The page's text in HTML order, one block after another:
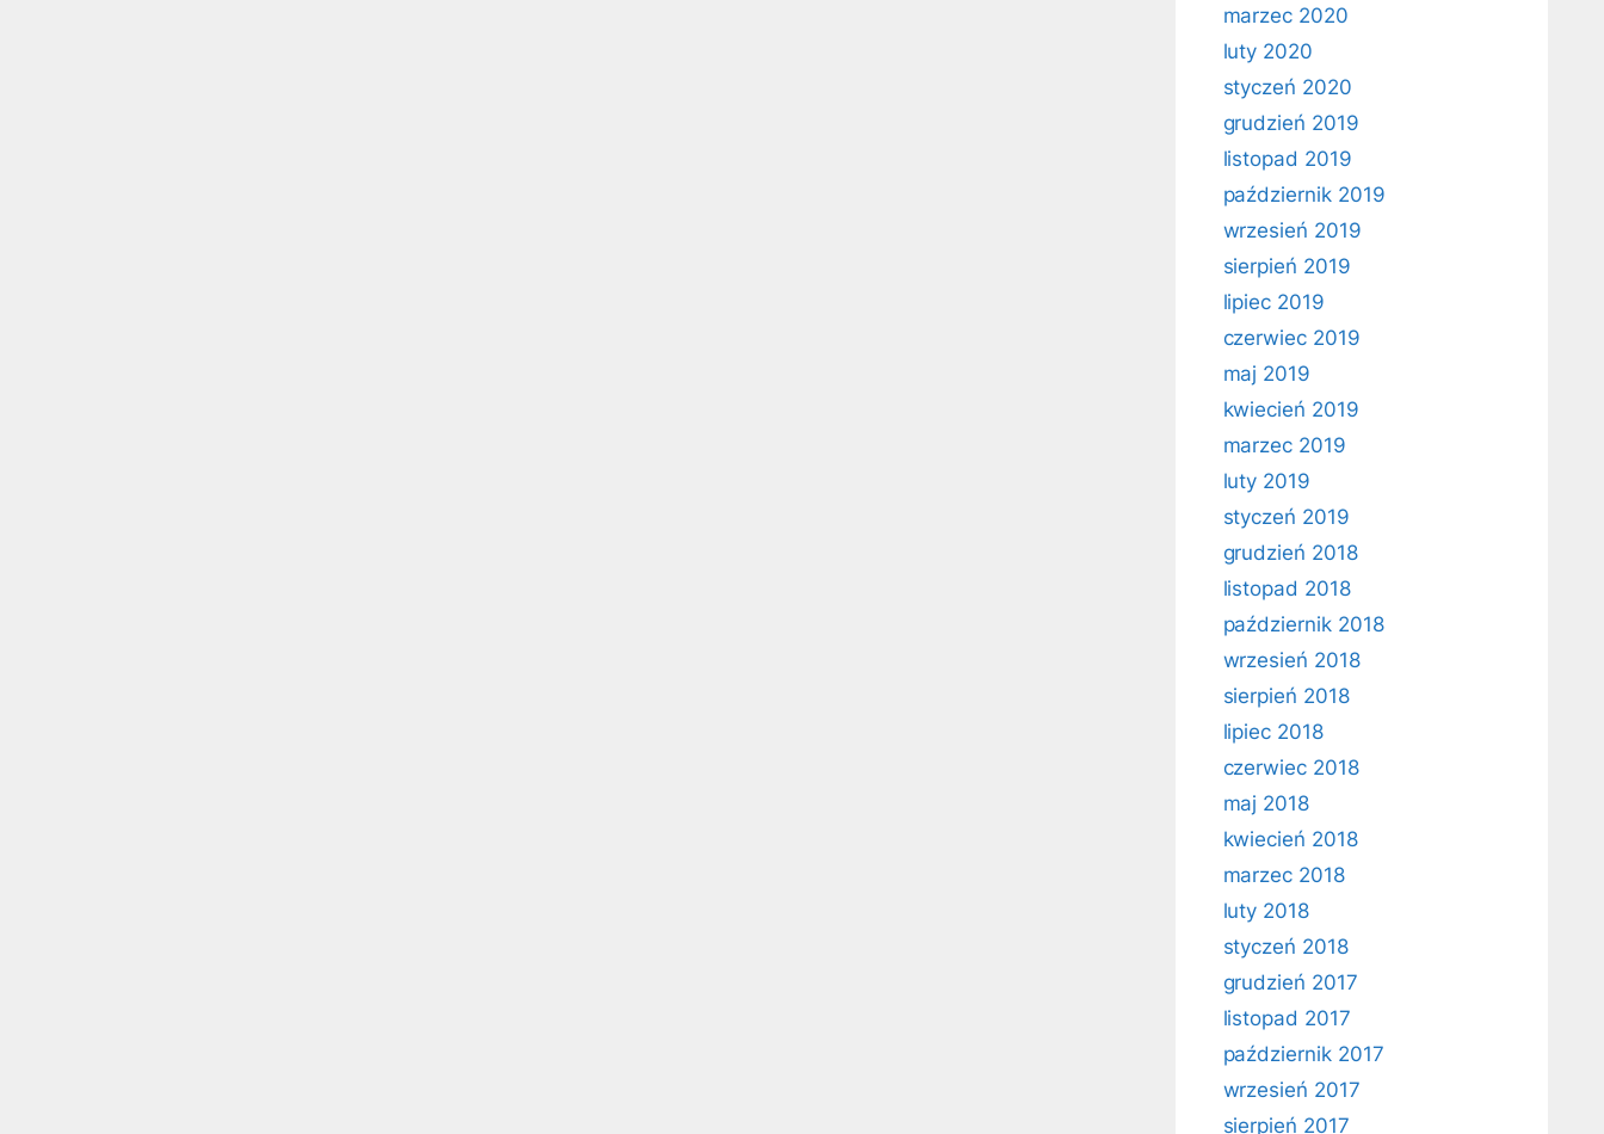
marzec 2020
luty 2020
styczeń 2020
grudzień 2019
listopad 2019
październik 2019
wrzesień 2019
sierpień 2019
lipiec 2019
czerwiec 2019
maj 2019
kwiecień 2019
marzec 2019
luty 2019
styczeń 2019
grudzień 2018
listopad 2018
październik 2018
wrzesień 2018
sierpień 2018
lipiec 2018
czerwiec 2018
maj 2018
kwiecień 2018
marzec 2018
luty 2018
styczeń 2018
grudzień 2017
listopad 2017
październik 2017
wrzesień 2017
sierpień 2017